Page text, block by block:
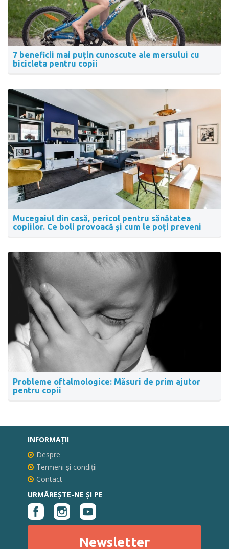
7 beneficii mai puțin cunoscute ale mersului cu
bicicleta pentru copii
Mucegaiul din casă, pericol pentru sănătatea
copiilor. Ce boli provoacă și cum le poți preveni
Probleme oftalmologice: Măsuri de prim ajutor
pentru copii
INFORMAŢII
Despre
Termeni și condiții
Contact
URMĂREȘTE-NE ȘI PE
Newsletter